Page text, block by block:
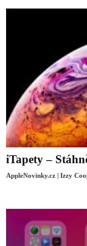
iTapety –
AppleNovinky.cz | Izzy